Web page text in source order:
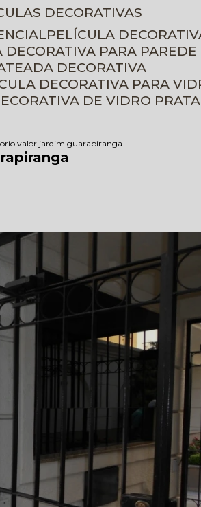
DECORATIVAS
PELÍCULA
DECORATIVA PARA
DECORATIVA
DECORATIVA PARA
DE VIDRO PRATA
valor jardim guarapiranga